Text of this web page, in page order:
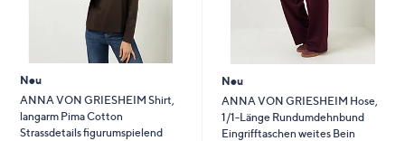
Neu
ANNA VON GRIESHEIM Shirt,
langarm Pima Cotton
Strassdetails figurumspielend
Neu
ANNA VON GRIESHEIM Hose,
1/1-Länge Rundumdehnbund
Eingrifftaschen weites Bein